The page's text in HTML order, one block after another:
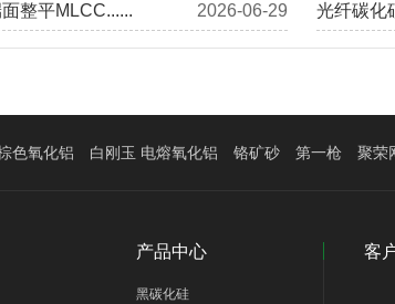
2026-06-29
整平MLCC...... 光纤碳化
色氧化铝 白刚玉 电熔氧化铝 铬矿砂 第一枪 聚荣
产品中心
黑碳化硅
客